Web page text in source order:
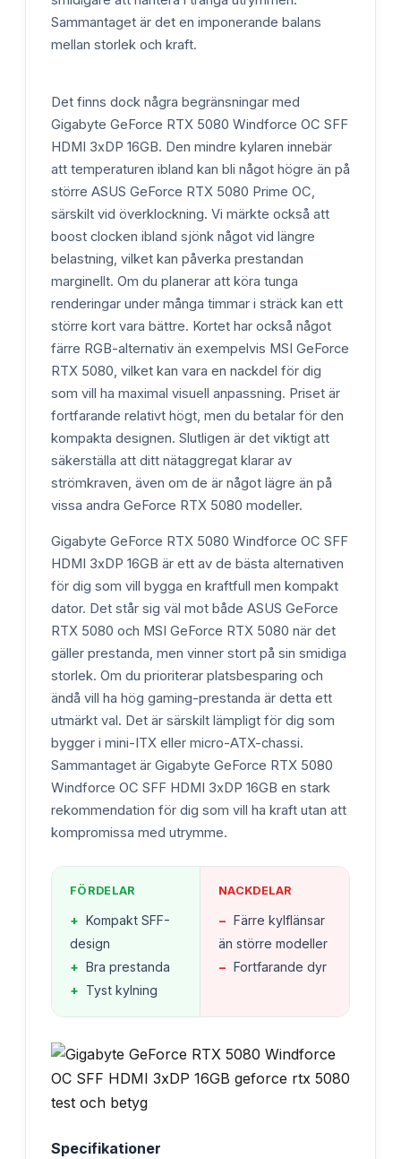
Sammantaget är det en imponerande balans
mellan storlek och kraft.
Det finns dock några begränsningar med
Gigabyte GeForce RTX 5080 Windforce OC SFF
HDMI 3xDP 16GB. Den mindre kylaren innebär
att temperaturen ibland kan bli något högre än på
större ASUS GeForce RTX 5080 Prime OC,
särskilt vid överklockning. Vi märkte också att
boost clocken ibland sjönk något vid längre
belastning, vilket kan påverka prestandan
marginellt. Om du planerar att köra tunga
renderingar under många timmar i sträck kan ett
större kort vara bättre. Kortet har också något
färre RGB-alternativ än exempelvis MSI GeForce
RTX 5080, vilket kan vara en nackdel för dig
som vill ha maximal visuell anpassning. Priset är
fortfarande relativt högt, men du betalar för den
kompakta designen. Slutligen är det viktigt att
säkerställa att ditt nätaggregat klarar av
strömkraven, även om de är något lägre än på
vissa andra GeForce RTX 5080 modeller.
Gigabyte GeForce RTX 5080 Windforce OC SFF
HDMI 3xDP 16GB är ett av de bästa alternativen
för dig som vill bygga en kraftfull men kompakt
dator. Det står sig väl mot både ASUS GeForce
RTX 5080 och MSI GeForce RTX 5080 när det
gäller prestanda, men vinner stort på sin smidiga
storlek. Om du prioriterar platsbesparing och
ändå vill ha hög gaming-prestanda är detta ett
utmärkt val. Det är särskilt lämpligt för dig som
bygger i mini-ITX eller micro-ATX-chassi.
Sammantaget är Gigabyte GeForce RTX 5080
Windforce OC SFF HDMI 3xDP 16GB en stark
rekommendation för dig som vill ha kraft utan att
kompromissa med utrymme.
FÖRDELAR
+ Kompakt SFF-
design
+ Bra prestanda
+ Tyst kylning
NACKDELAR
− Färre kylflänsar
än större modeller
− Fortfarande dyr
Specifikationer